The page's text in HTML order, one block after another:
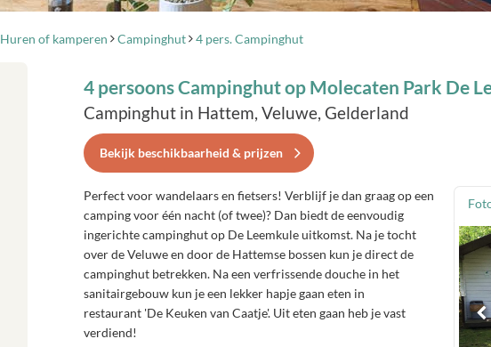
Huren of kamperen Campinghut 4 pers. Campinghut
4 persoons Campinghut op Molecaten Park De
Campinghut in Hattem, Veluwe, Gelderland
Bekijk beschikbaarheid & prijzen
Perfect voor wandelaars en fietsers! Verblijf je dan graag op een
camping voor één nacht (of twee)? Dan biedt de eenvoudig
ingerichte campinghut op De Leemkule uitkomst. Na je tocht
over de Veluwe en door de Hattemse bossen kun je direct de
campinghut betrekken. Na een verfrissende douche in het
sanitairgebouw kun je een lekker hapje gaan eten in
restaurant 'De Keuken van Caatje'. Uit eten gaan heb je vast
verdiend!